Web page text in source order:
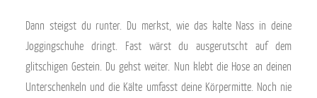
Dann steigst du runter. Du merkst, wie das kalte Nass in deine
Joggingschuhe dringt. Fast wärst du ausgerutscht auf dem
glitschigen Gestein. Du gehst weiter. Nun klebt die Hose an deinen
Unterschenkeln und die Kälte umfasst deine Körpermitte. Noch nie